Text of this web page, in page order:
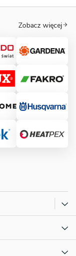
Zobacz więcej